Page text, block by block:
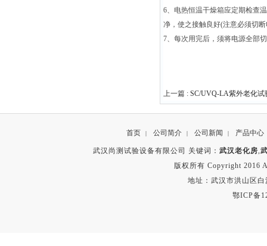
6、电热恒温干燥箱应定期检查
净，使之接触良好(注意必须切
7、每次用完后，须将电源全部
上一篇 : SC/UVQ-LA紫外老化试
首页 | 公司简介 | 公司新闻 | 产品中心
武汉尚测试验设备有限公司 关键词：武汉老化房,
版权所有 Copyright 2016
地址：武汉市洪山区
鄂ICP备